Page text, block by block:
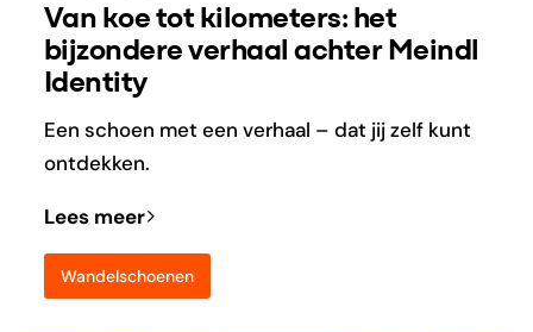
Van koe tot kilometers: het
bijzondere verhaal achter Meindl
Identity
Een schoen met een verhaal – dat jij zelf kunt
ontdekken.
Lees meer
Wandelschoenen